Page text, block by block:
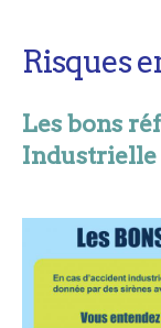
Risques
Les bons
Industrielle